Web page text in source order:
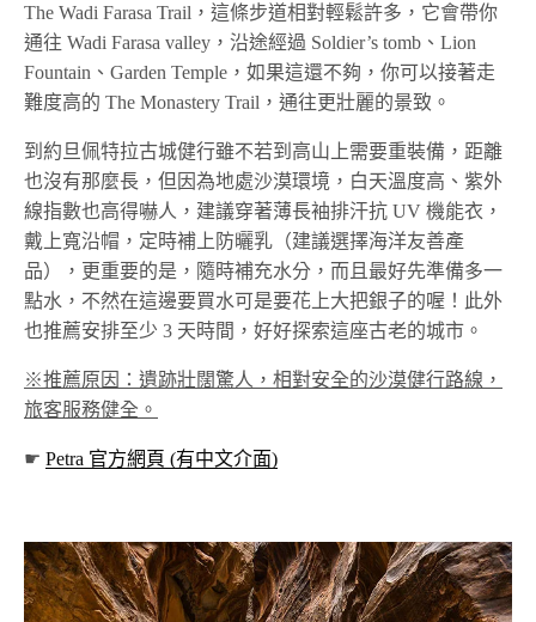
The Wadi Farasa Trail，這條步道相對輕鬆許多，它會帶你
通往 Wadi Farasa valley，沿途經過 Soldier’s tomb、Lion
Fountain、Garden Temple，如果這還不夠，你可以接著走
難度高的 The Monastery Trail，通往更壯麗的景致。
到約旦佩特拉古城健行雖不若到高山上需要重裝備，距離
也沒有那麼長，但因為地處沙漠環境，白天溫度高、紫外
線指數也高得嚇人，建議穿著薄長袖排汗抗 UV 機能衣，
戴上寬沿帽，定時補上防曬乳（建議選擇海洋友善產
品），更重要的是，隨時補充水分，而且最好先準備多一
點水，不然在這邊要買水可是要花上大把銀子的喔！此外
也推薦安排至少 3 天時間，好好探索這座古老的城市。
※推薦原因：遺跡壯闊驚人，相對安全的沙漠健行路線，
旅客服務健全。
☛Petra 官方網頁 (有中文介面)